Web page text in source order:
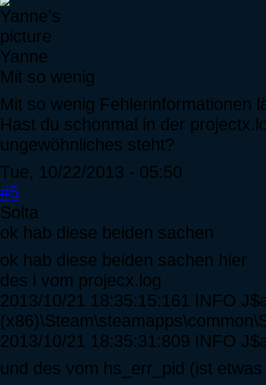
Yanne
Mit so wenig
Mit so wenig Fehlerinformationen
Hast du schonmal in der
ungewöhnliches steht?
Tue, 10/22/2013 - 05:50
#5
Solta
ok hab diese beiden sachen
ok hab diese beiden sachen hier
des i vom projecx.log
2013/10/21 18:35:15:161 INFO
2013/10/21 18:35:31:809 INFO
und des vom hs_err_pid (ist